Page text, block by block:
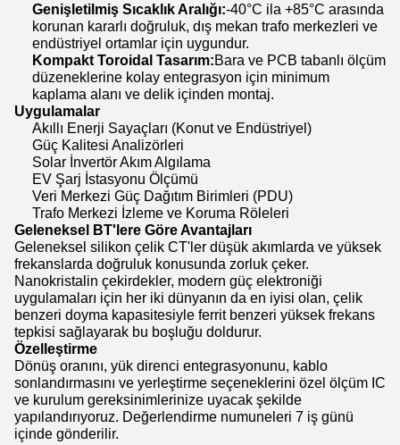
Genişletilmiş Sıcaklık Aralığı:-40°C ila +85°C arasında
korunan kararlı doğruluk, dış mekan trafo merkezleri ve
endüstriyel ortamlar için uygundur.
Kompakt Toroidal Tasarım:Bara ve PCB tabanlı ölçüm
düzeneklerine kolay entegrasyon için minimum
kaplama alanı ve delik içinden montaj.
Uygulamalar
Akıllı Enerji Sayaçları (Konut ve Endüstriyel)
Güç Kalitesi Analizörleri
Solar İnvertör Akım Algılama
EV Şarj İstasyonu Ölçümü
Veri Merkezi Güç Dağıtım Birimleri (PDU)
Trafo Merkezi İzleme ve Koruma Röleleri
Geleneksel BT'lere Göre Avantajları
Geleneksel silikon çelik CT'ler düşük akımlarda ve yüksek
frekanslarda doğruluk konusunda zorluk çeker.
Nanokristalin çekirdekler, modern güç elektroniği
uygulamaları için her iki dünyanın da en iyisi olan, çelik
benzeri doyma kapasitesiyle ferrit benzeri yüksek frekans
tepkisi sağlayarak bu boşluğu doldurur.
Özelleştirme
Dönüş oranını, yük direnci entegrasyonunu, kablo
sonlandırmasını ve yerleştirme seçeneklerini özel ölçüm IC
ve kurulum gereksinimlerinize uyacak şekilde
yapılandırıyoruz. Değerlendirme numuneleri 7 iş günü
içinde gönderilir.